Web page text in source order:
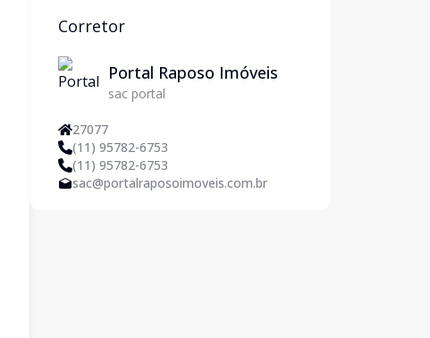
Corretor
Portal Raposo Imóveis
sac portal
27077
(11) 95782-6753
(11) 95782-6753
sac@portalraposoimoveis.com.br